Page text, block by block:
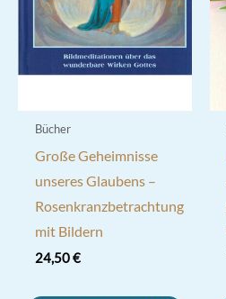
Bücher
Große Geheimnisse
unseres Glaubens –
Rosenkranzbetrachtung
mit Bildern
24,50€